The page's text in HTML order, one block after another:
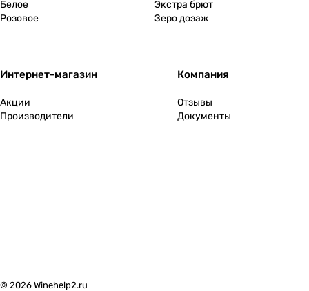
Белое
Розовое
Экстра брют
Зеро дозаж
Интернет-магазин
Акции
Производители
Компания
Отзывы
Документы
© 2026 Winehelp2.ru